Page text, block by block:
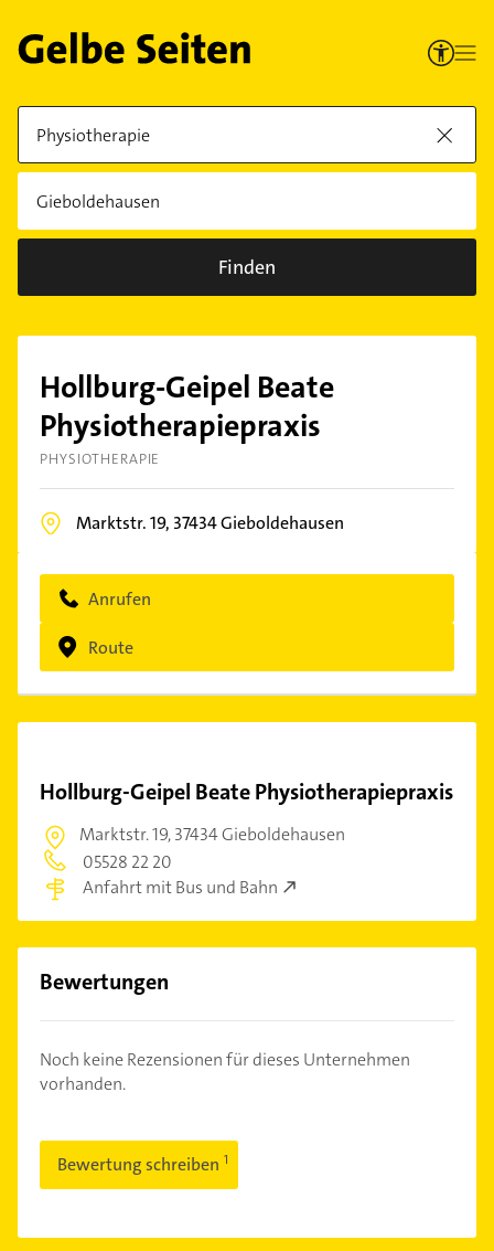
Finden
Hollburg-Geipel Beate
Physiotherapiepraxis
PHYSIOTHERAPIE
Marktstr. 19, 37434Gieboldehausen
Anrufen
Route
Hollburg-Geipel Beate Physiotherapiepraxis
Marktstr. 19,37434 Gieboldehausen
05528 22 20
Anfahrt mit Bus und Bahn
Bewertungen
Noch keine Rezensionen für dieses Unternehmen
vorhanden.
Bewertung schreiben